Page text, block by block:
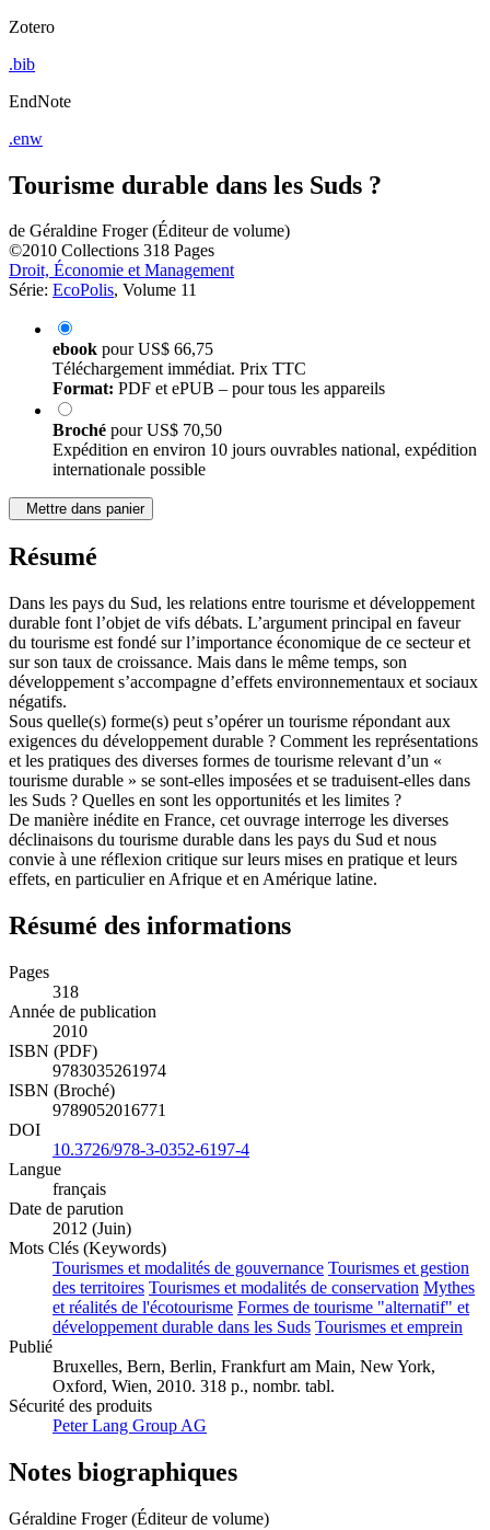
Zotero
.bib
EndNote
.enw
Tourisme durable dans les Suds ?
de Géraldine Froger (Éditeur de volume)
©2010 Collections 318 Pages
Droit, Économie et Management
Série: EcoPolis, Volume 11
ebook pourUS$ 66,75
Téléchargement immédiat. Prix TTC
Format: PDF et ePUB – pour tous les appareils
Broché pourUS$ 70,50
Expédition en environ 10 jours ouvrables national, expédition
internationale possible
Mettre dans panier
Résumé
Dans les pays du Sud, les relations entre tourisme et développement
durable font l’objet de vifs débats. L’argument principal en faveur
du tourisme est fondé sur l’importance économique de ce secteur et
sur son taux de croissance. Mais dans le même temps, son
développement s’accompagne d’effets environnementaux et sociaux
négatifs.
Sous quelle(s) forme(s) peut s’opérer un tourisme répondant aux
exigences du développement durable ? Comment les représentations
et les pratiques des diverses formes de tourisme relevant d’un «
tourisme durable » se sont-elles imposées et se traduisent-elles dans
les Suds ? Quelles en sont les opportunités et les limites ?
De manière inédite en France, cet ouvrage interroge les diverses
déclinaisons du tourisme durable dans les pays du Sud et nous
convie à une réflexion critique sur leurs mises en pratique et leurs
effets, en particulier en Afrique et en Amérique latine.
Résumé des informations
Pages
318
Année de publication
2010
ISBN (PDF)
9783035261974
ISBN (Broché)
9789052016771
DOI
10.3726/978-3-0352-6197-4
Langue
français
Date de parution
2012 (Juin)
Mots Clés (Keywords)
Tourismes et modalités de gouvernance Tourismes et gestion
des territoires Tourismes et modalités de conservation Mythes
et réalités de l'écotourisme Formes de tourisme "alternatif" et
développement durable dans les Suds Tourismes et emprein
Publié
Bruxelles, Bern, Berlin, Frankfurt am Main, New York,
Oxford, Wien, 2010. 318 p., nombr. tabl.
Sécurité des produits
Peter Lang Group AG
Notes biographiques
Géraldine Froger (Éditeur de volume)